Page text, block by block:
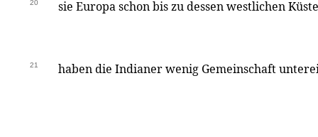
20 sie Europa schon bis zu dessen westlichen
21 haben die Indianer wenig Gemeinschaft